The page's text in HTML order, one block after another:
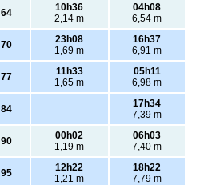
64
10h36
2,14 m
04h08
6,54 m
70
23h08
1,69 m
16h37
6,91 m
77
11h33
1,65 m
05h11
6,98 m
84
17h34
7,39 m
90
00h02
1,19 m
06h03
7,40 m
95
12h22
1,21 m
18h22
7,79 m